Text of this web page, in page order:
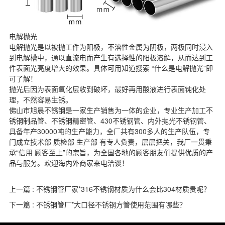
电解抛光
电解抛光是以被抛工件为阳极，不溶性金属为阴极，两极同时浸入
到电解槽中，通以直流电而产生有选择性的阳极溶解，从而达到工
件表面光亮度增大的效果。具体可用知道搜索 “什么是电解抛光”即
可了解！
抛光后因为表面氧化层收到破坏，最好再用酸液进行表面钝化处
理，不然容易生锈。
佛山市旭晨不锈钢是一家生产销售为一体的企业，专业生产加工不
锈钢制品管、 不锈钢精密管、 430不锈钢管、 内外抛光不锈钢管、
具备年产30000吨的生产能力，全厂共有300多人的生产队伍，专
门成立技术部 质检部 生产部 有专人负责，层层把关，我厂一贯秉
承“信用 顾客至上”的宗旨，为全国各地的顾客朋友们提供优质的产
品与服务。欢迎海内外商家来电洽谈！
上一篇 : 不锈钢管厂家*316不锈钢材质为什么会比304材质贵呢？
下一篇 : 不锈钢管厂*大口径不锈钢方管使用范围有哪些？